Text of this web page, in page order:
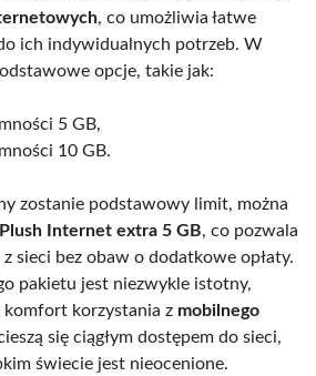
, co umożliwia łatwe
ich indywidualnych potrzeb. W
opcje, takie jak:
5 GB,
10 GB.
zostanie podstawowy limit, można
Internet extra 5 GB, co pozwala
sieci bez obaw o dodatkowe opłaty.
pakietu jest niezwykle istotny,
komfort korzystania z mobilnego
się ciągłym dostępem do sieci,
świecie jest nieocenione.